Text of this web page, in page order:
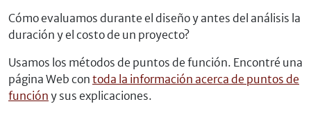
Cómo evaluamos durante el diseño y antes del análisis la
duración y el costo de un proyecto?
Usamos los métodos de puntos de función. Encontré una
página Web con toda la información acerca de puntos de
función y sus explicaciones.